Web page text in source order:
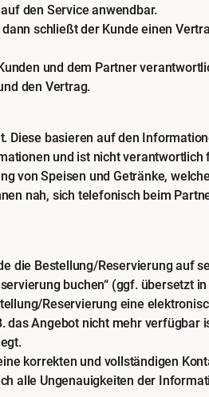
den Service anwendbar.
schließt der Kunde einen
und dem Partner
den Vertrag.
basieren auf den
und ist nicht
von Speisen und Getränke,
nah, sich telefonisch beim
die Bestellung/Reservierung auf
buchen“ (ggf. übersetzt
Reservierung eine
Angebot nicht mehr verfügbar
korrekten und vollständigen
alle Ungenauigkeiten der